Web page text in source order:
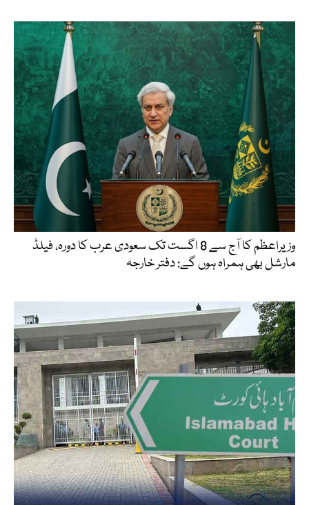
وزیراعظم کا آج سے 8 اگست تک سعودی عرب کا دورہ، فیلڈ
مارشل بھی ہمراہ ہوں گے: دفتر خارجہ